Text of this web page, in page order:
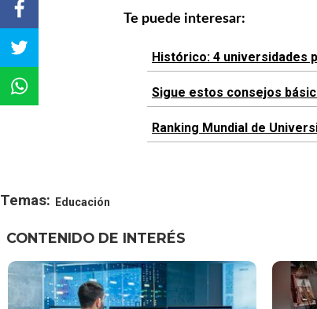
Te puede interesar:
Histórico: 4 universidades
Sigue estos consejos
Ranking Mundial de
Temas: Educación
CONTENIDO DE INTERÉS